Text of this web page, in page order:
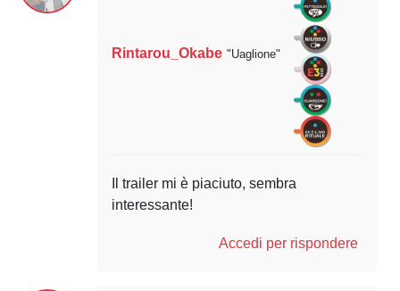
Rintarou_Okabe "Uaglione"
Il trailer mi è piaciuto, sembra
interessante!
Accedi per rispondere